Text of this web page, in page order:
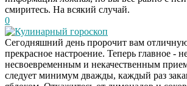
смиритесь. На всякий случай.
0
Кулинарный гороскоп
Сегодняшний день пророчит вам
прекрасное настроение. Теперь главное -
несвоевременным и некачественным
следует минимум дважды, каждый раз